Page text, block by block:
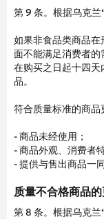
第 9 条。根据乌克兰
如果非食品类商品
面不能满足消费者
在购买之日起十四
品。
符合质量标准的商品
- 商品未经使用；
- 商品外观、消费者
- 提供与售出商品一
质量不合格商品
第 8 条。根据乌克兰